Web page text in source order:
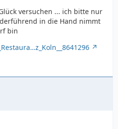
versuchen ... ich bitte nur
in die Hand nimmt
bin